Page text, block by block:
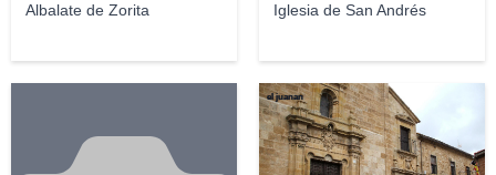
Albalate de Zorita Iglesia de San Andrés
el juanan